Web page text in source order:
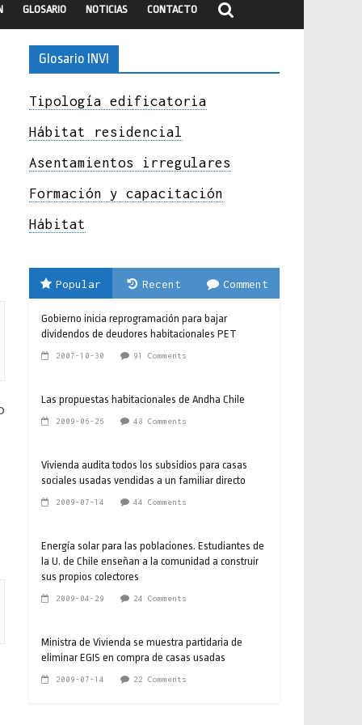
GLOSARIO NOTICIAS CONTACTO
Glosario INVI
Tipología edificatoria
Hábitat residencial
Asentamientos irregulares
Formación y capacitación
Hábitat
Popular Recent Comment
Gobierno inicia reprogramación para bajar
dividendos de deudores habitacionales PET
2007-10-30 91 Comments
Las propuestas habitacionales de Andha Chile
2009-06-26 48 Comments
Vivienda audita todos los subsidios para casas
sociales usadas vendidas a un familiar directo
2009-07-14 44 Comments
Energía solar para las poblaciones. Estudiantes de
la U. de Chile enseñan a la comunidad a construir
sus propios colectores
2009-04-29 24 Comments
Ministra de Vivienda se muestra partidaria de
eliminar EGIS en compra de casas usadas
2009-07-14 22 Comments